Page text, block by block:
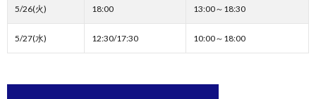
5/26(火) 18:00 13:00～18:30
5/27(水) 12:30/17:30 10:00～18:00